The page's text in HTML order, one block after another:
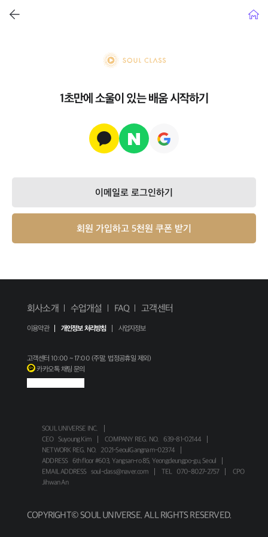
뒤로가기 홈
soul class
1초만에 소울이 있는 배움 시작하기
이메일로 로그인하기
회원 가입하고 5천원 쿠폰 받기
회사소개 수업개설 FAQ 고객센터
이용약관 개인정보 처리방침 사업자정보
고객센터10:00 ~ 17:00 (주말, 법정공휴일 제외)
카카오톡 채팅 문의
SOUL UNIVERSE INC.
CEO
Suyoung Kim COMPANY REG. NO.
639-81-02144
NETWORK REG. NO.
2021-SeoulGangnam-02374
ADDRESS
6th floor #603, Yangsan-ro 85, Yeongdeungpo-gu, Seoul
EMAIL ADDRESS
soul-class@naver.com TEL 070-8027-2757
CPO
Jihwan An
COPYRIGHT© SOUL UNIVERSE. ALL RIGHTS RESERVED.